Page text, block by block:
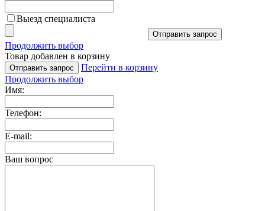
Выезд специалиста
Отправить запрос
Продолжить выбор
Товар добавлен в корзину
Отправить запрос
Перейти в корзину
Продолжить выбор
Имя:
Телефон:
E-mail:
Ваш вопрос